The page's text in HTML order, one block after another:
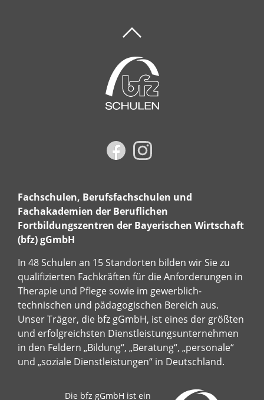
Fachschulen, Berufsfachschulen und
Fachakademien der Beruflichen
Fortbildungszentren der Bayerischen Wirtschaft
(bfz) gGmbH
In 48 Schulen an 15 Standorten bilden wir Sie zu
qualifizierten Fachkräften für die Anforderungen in
Therapie und Pflege sowie im gewerblich-
technischen und pädagogischen Bereich aus.
Unser Träger, die bfz gGmbH, ist eines der größten
und erfolgreichsten Dienstleistungsunternehmen
in den Feldern „Bildung“, „Beratung“, „personale“
und „soziale Dienstleistungen“ in Deutschland.
Die bfz gGmbH ist ein